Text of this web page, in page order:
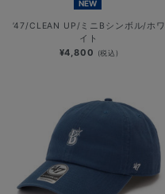
NEW
’47/CLEAN UP/ミニBシンボル/ホワ
イト
¥4,800 (税込)